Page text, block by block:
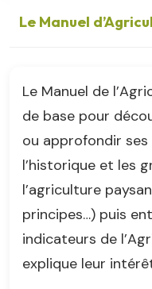
Le Manuel
Le Manuel de
de base pour
ou approfondir
l’historique et les
l’agriculture
principes…) puis
indicateurs de
explique leur